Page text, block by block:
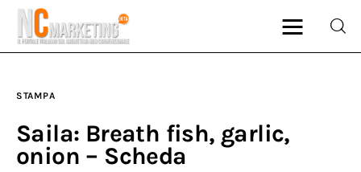
Rubriche
STAMPA
Saila: Breath fish, garlic,
onion – Scheda